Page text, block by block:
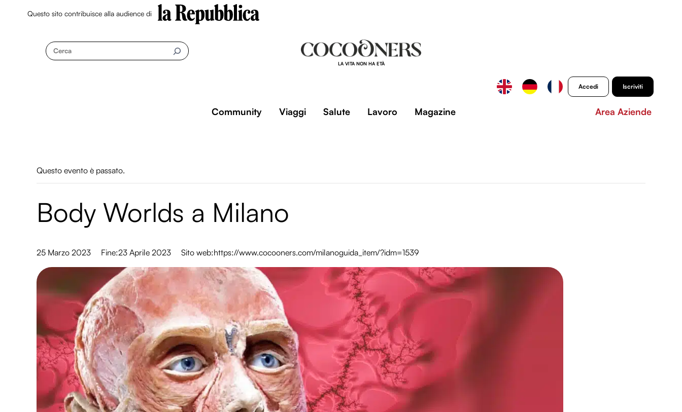
Questo sito contribuisce alla audience di
Cerca
LA VITA NON HA ETÀ
Accedi Iscriviti
Community Viaggi Salute Lavoro Magazine Area Aziende
Questo evento è passato.
Body Worlds a Milano
25 Marzo 2023 Fine:23 Aprile 2023 Sito web:https://www.cocooners.com/milanoguida_item/?idm=1539